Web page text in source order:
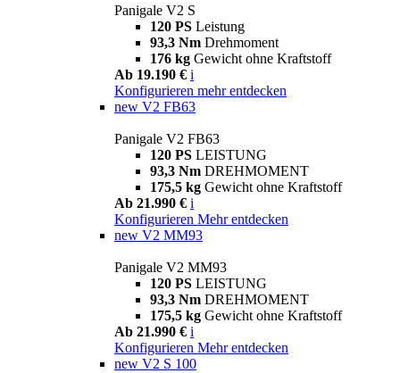
Panigale V2 S
120 PS Leistung
93,3 Nm Drehmoment
176 kg Gewicht ohne Kraftstoff
Ab 19.190 € i
Konfigurieren mehr entdecken
new V2 FB63
Panigale V2 FB63
120 PS LEISTUNG
93,3 Nm DREHMOMENT
175,5 kg Gewicht ohne Kraftstoff
Ab 21.990 € i
Konfigurieren Mehr entdecken
new V2 MM93
Panigale V2 MM93
120 PS LEISTUNG
93,3 Nm DREHMOMENT
175,5 kg Gewicht ohne Kraftstoff
Ab 21.990 € i
Konfigurieren Mehr entdecken
new V2 S 100